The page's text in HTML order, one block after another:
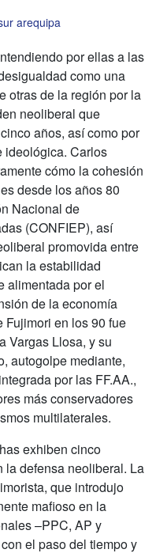
arequipa
por ellas a las
como una
otras de la región por la
neoliberal que
años, así como por
ideológica. Carlos
cómo la cohesión
desde los años 80
Nacional de
(CONFIEP), así
promovida entre
la estabilidad
alimentada por el
de la economía
Fujimori en los 90 fue
Vargas Llosa, y su
autogolpe mediante,
por las FF.AA.,
más conservadores
multilaterales.
exhiben cinco
la defensa neoliberal. La
que introdujo
mafioso en la
–PPC, AP y
el paso del tiempo y